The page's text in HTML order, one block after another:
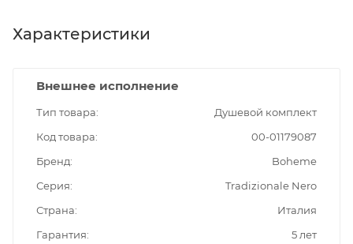
Характеристики
Внешнее исполнение
Тип товара
Душевой комплект
Код товара
00-01179087
Бренд
Boheme
Серия
Tradizionale Nero
Страна
Италия
Гарантия
5 лет